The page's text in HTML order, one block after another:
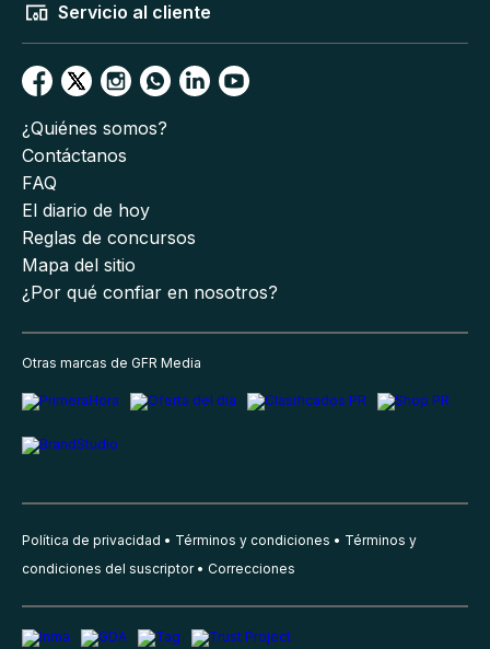
Servicio al cliente
¿Quiénes somos?
Contáctanos
FAQ
El diario de hoy
Reglas de concursos
Mapa del sitio
¿Por qué confiar en nosotros?
Otras marcas de GFR Media
Política de privacidad Términos y condiciones
Términos y
condiciones del suscriptor
Correcciones